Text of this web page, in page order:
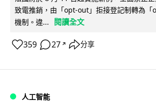
致電推銷，由「opt-out」拒接登記制轉為「
機制。違...
閱讀全文
359 27 ↗ 分享
人工智能